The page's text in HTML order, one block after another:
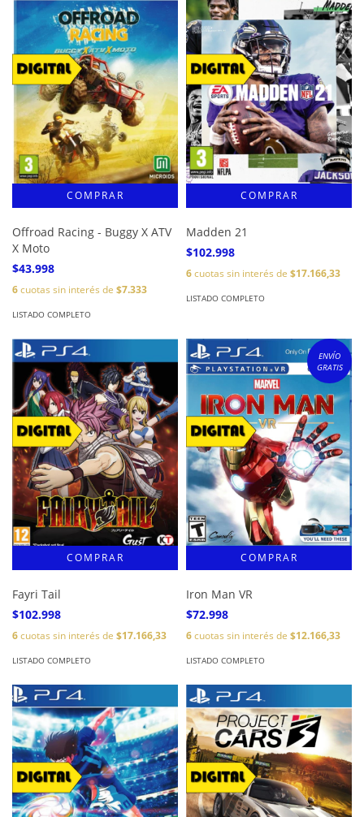
Offroad Racing - Buggy X ATV
X Moto
$43.998
6cuotas sin interés de $7.333
LISTADO COMPLETO
Madden 21
$102.998
6cuotas sin interés de $17.166,33
LISTADO COMPLETO
Fayri Tail
$102.998
6cuotas sin interés de $17.166,33
LISTADO COMPLETO
ENVÍO
GRATIS
Iron Man VR
$72.998
6cuotas sin interés de $12.166,33
LISTADO COMPLETO